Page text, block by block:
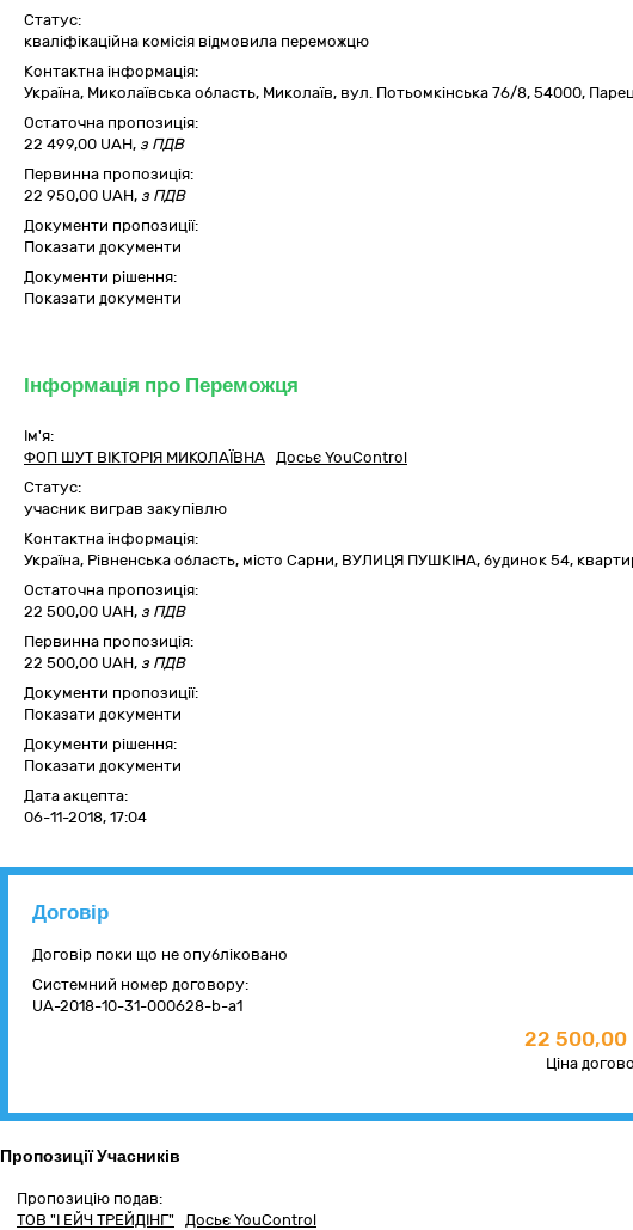
Статус:
кваліфікаційна комісія відмовила переможцю
Контактна інформація:
Україна, Миколаївська область, Миколаїв, вул. Потьомкінська 76/8, 54000,
Остаточна пропозиція:
22 499,00 UAH, з ПДВ
Первинна пропозиція:
22 950,00 UAH, з ПДВ
Документи пропозиції:
Показати документи
Документи рішення:
Показати документи
Інформація про Переможця
Ім'я:
ФОП ШУТ ВІКТОРІЯ МИКОЛАЇВНА Досьє YouControl
Статус:
учасник виграв закупівлю
Контактна інформація:
Україна, Рівненська область, місто Сарни, ВУЛИЦЯ ПУШКІНА, будинок 54,
Остаточна пропозиція:
22 500,00 UAH, з ПДВ
Первинна пропозиція:
22 500,00 UAH, з ПДВ
Документи пропозиції:
Показати документи
Документи рішення:
Показати документи
Дата акцепта:
06-11-2018, 17:04
Договір
Договір поки що не опубліковано
Системний номер договору:
UA-2018-10-31-000628-b-a1
22 500,00
Ціна
Пропозиції Учасників
Пропозицію подав:
ТОВ "І ЕЙЧ ТРЕЙДІНГ" Досьє YouControl